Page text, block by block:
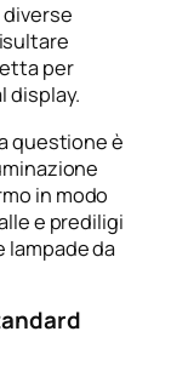
per
display.
questione è
in modo
e prediligi
lampade da